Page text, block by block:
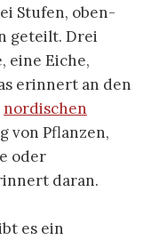
Stufen, oben-
geteilt. Drei
eine Eiche,
erinnert an den
nordischen
von Pflanzen,
oder
daran.
es ein